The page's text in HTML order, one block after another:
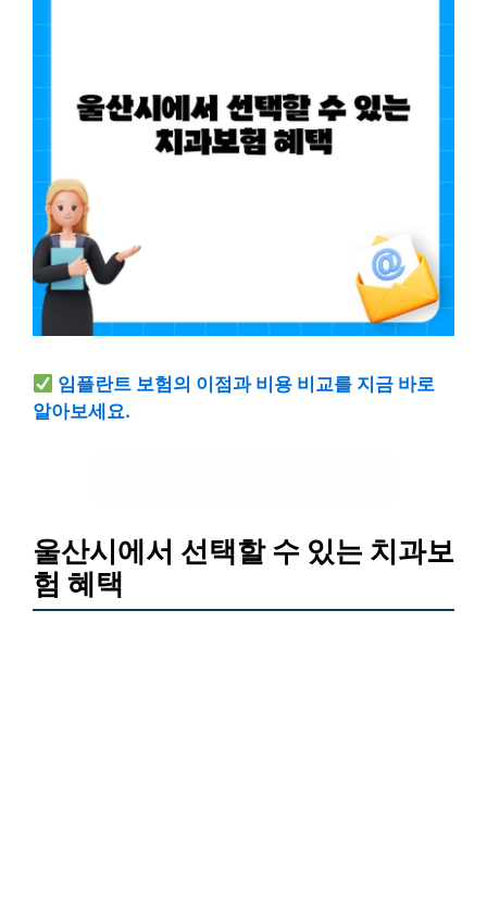
임플란트 보험의 이점과 비용 비교를 지금 바로
알아보세요.
울산시에서 선택할 수 있는 치과보
험 혜택